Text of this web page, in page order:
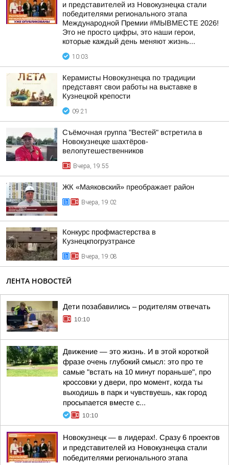
и представителей из Новокузнецка стали
победителями регионального этапа
Международной Премии #МЫВМЕСТЕ 2026!
Это не просто цифры, это наши герои,
которые каждый день меняют жизнь...
10:03
Керамисты Новокузнецка по традиции
представят свои работы на выставке в
Кузнецкой крепости
09:21
Съёмочная группа "Вестей" встретила в
Новокузнецке шахтёров-
велопутешественников
Вчера, 19:55
ЖК «Маяковский» преображает район
Вчера, 19:02
Конкурс профмастерства в
Кузнецкпогрузтрансе
Вчера, 19:08
ЛЕНТА НОВОСТЕЙ
Дети позабавились – родителям отвечать
10:10
Движение — это жизнь. И в этой короткой
фразе очень глубокий смысл: это про те
самые "встать на 10 минут пораньше", про
кроссовки у двери, про момент, когда ты
выходишь в парк и чувствуешь, как город
просыпается вместе с...
10:10
Новокузнецк — в лидерах!. Сразу 6 проектов
и представителей из Новокузнецка стали
победителями регионального этапа